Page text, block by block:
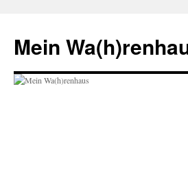
springen
Mein